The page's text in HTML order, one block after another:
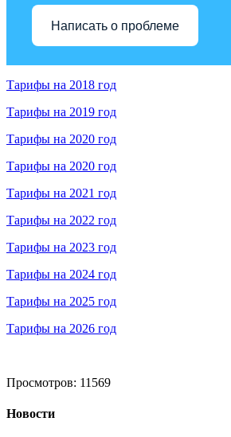
Написать о проблеме
Тарифы на 2018 год
Тарифы на 2019 год
Тарифы на 2020 год
Тарифы на 2020 год
Тарифы на 2021 год
Тарифы на 2022 год
Тарифы на 2023 год
Тарифы на 2024 год
Тарифы на 2025 год
Тарифы на 2026 год
Просмотров: 11569
Новости